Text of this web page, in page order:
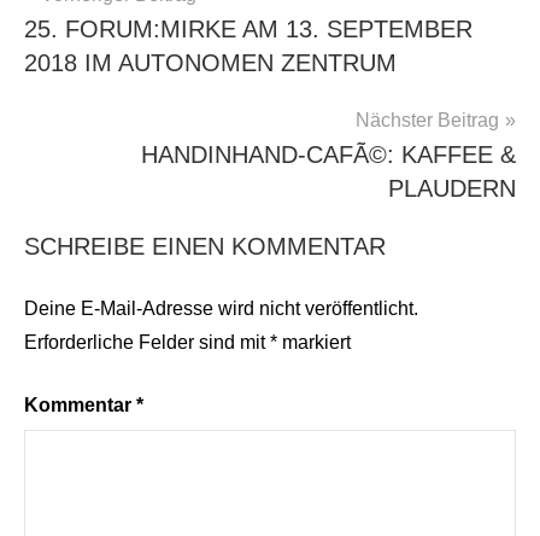
25. FORUM:MIRKE AM 13. SEPTEMBER
2018 IM AUTONOMEN ZENTRUM
Nächster Beitrag
HANDINHAND-CAFÃ©: KAFFEE &
PLAUDERN
SCHREIBE EINEN KOMMENTAR
Deine E-Mail-Adresse wird nicht veröffentlicht.
Erforderliche Felder sind mit* markiert
Kommentar *